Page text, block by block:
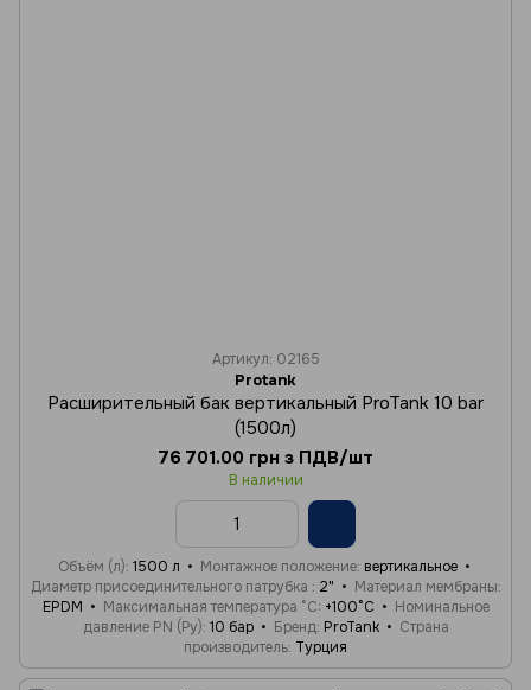
Артикул: 02165
Protank
Расширительный бак вертикальный ProTank 10 bar
(1500л)
76 701.00 грн з ПДВ/шт
В наличии
Объём (л) 1500 л Монтажное положение вертикальное
Диаметр присоединительного патрубка
2"
Материал мембраны
EPDM
Максимальная температура °C +100°C
Номинальное
давление PN (Ру) 10 бар Бренд ProTank
Страна
производитель Турция